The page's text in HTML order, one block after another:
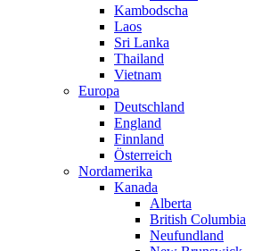
Kambodscha
Laos
Sri Lanka
Thailand
Vietnam
Europa
Deutschland
England
Finnland
Österreich
Nordamerika
Kanada
Alberta
British Columbia
Neufundland